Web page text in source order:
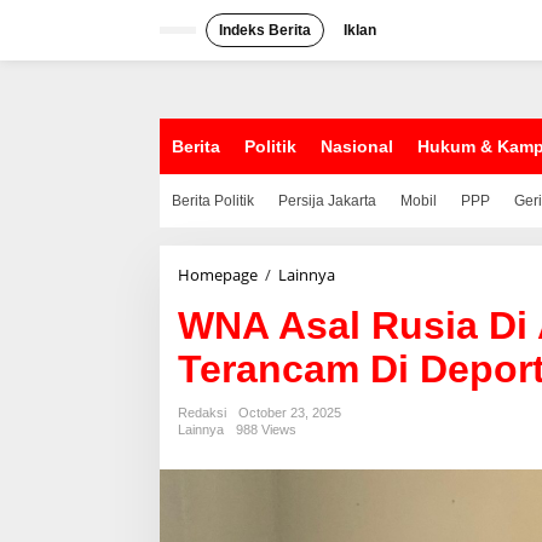
Indeks Berita Iklan
Berita Politik Nasional Hukum &
Berita Politik Persija Jakarta Mobil PPP
Homepage / Lainnya
A
A
s
a
l
s
WNA Asal Rusia
Terancam Di
Redaksi
October 23, 2025
Lainnya
988 Views